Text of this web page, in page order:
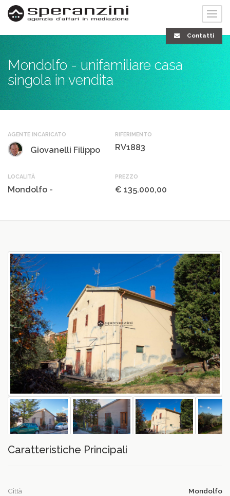
Contatti
Mondolfo - unifamiliare casa
singola in vendita
AGENTE INCARICATO
Giovanelli Filippo
RIFERIMENTO
RV1883
LOCALITÀ
Mondolfo -
PREZZO
€ 135.000,00
Caratteristiche Principali
Città Mondolfo